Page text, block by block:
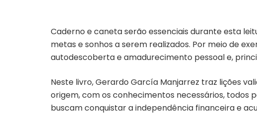
Caderno e caneta serão essenciais durante esta
metas e sonhos a serem realizados. Por meio de
autodescoberta e amadurecimento pessoal e,
Neste livro, Gerardo García Manjarrez traz lições
origem, com os conhecimentos necessários, todos
buscam conquistar a independência financeira e